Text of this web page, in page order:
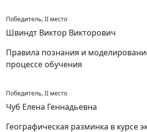
Победитель, II место
Швиндт Виктор Викторович
Правила познания и
процессе обучения
Победитель, II место
Чуб Елена Геннадьевна
Географическая разминка в курсе